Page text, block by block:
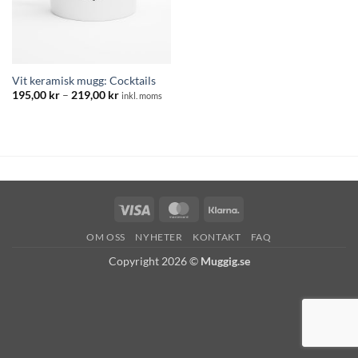
Vit keramisk mugg: Cocktails
195,00 kr – 219,00 krPrisintervall:
inkl. moms
Visa MasterCard
OM OSS NYHETER KONTAKT FAQ
Copyright 2026 © Muggig.se